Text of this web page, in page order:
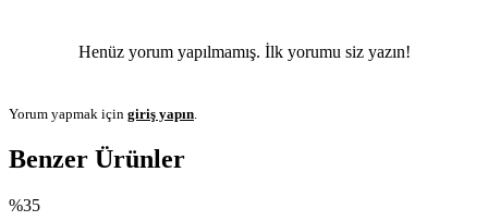
Henüz yorum yapılmamış. İlk yorumu siz yazın!
Yorum yapmak için giriş yapın
Benzer Ürünler
%35